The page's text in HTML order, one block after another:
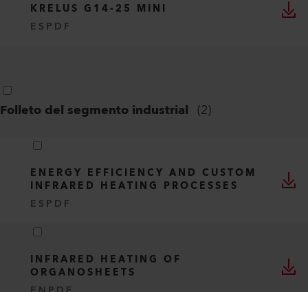
KRELUS G14-25 MINI
ES PDF
Folleto del segmento industrial (2)
ENERGY EFFICIENCY AND CUSTOM
INFRARED HEATING PROCESSES
ES PDF
INFRARED HEATING OF
ORGANOSHEETS